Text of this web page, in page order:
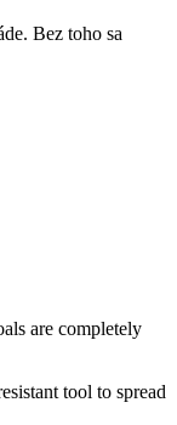
Bez ​toho sa​
are completely
tool to spread